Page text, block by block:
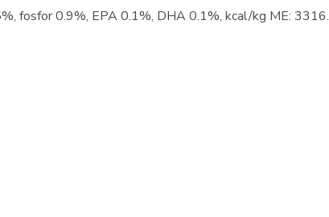
fosfor 0.9%, EPA 0.1%, DHA 0.1%, kcal/kg ME: 3316.